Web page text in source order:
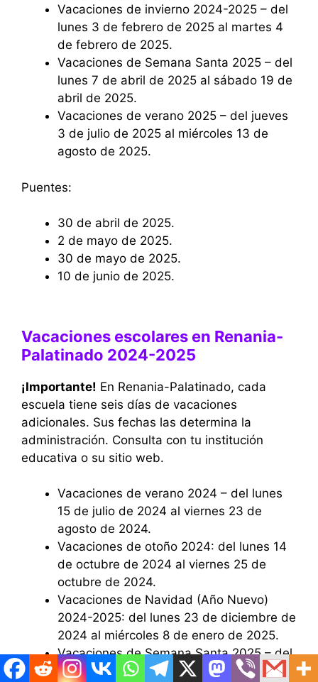
Vacaciones de invierno 2024-2025 – del
lunes 3 de febrero de 2025 al martes 4
de febrero de 2025.
Vacaciones de Semana Santa 2025 – del
lunes 7 de abril de 2025 al sábado 19 de
abril de 2025.
Vacaciones de verano 2025 – del jueves
3 de julio de 2025 al miércoles 13 de
agosto de 2025.
Puentes:
30 de abril de 2025.
2 de mayo de 2025.
30 de mayo de 2025.
10 de junio de 2025.
Vacaciones escolares en Renania-
Palatinado 2024-2025
¡Importante! En Renania-Palatinado, cada
escuela tiene seis días de vacaciones
adicionales. Sus fechas las determina la
administración. Consulta con tu institución
educativa o su sitio web.
Vacaciones de verano 2024 – del lunes
15 de julio de 2024 al viernes 23 de
agosto de 2024.
Vacaciones de otoño 2024: del lunes 14
de octubre de 2024 al viernes 25 de
octubre de 2024.
Vacaciones de Navidad (Año Nuevo)
2024-2025: del lunes 23 de diciembre de
2024 al miércoles 8 de enero de 2025.
Vacaciones de Semana Santa 2025 – del
lunes 14 de abril de 2025 al viernes 25